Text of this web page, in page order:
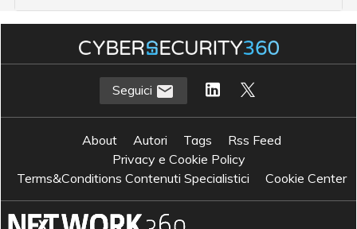
Seguici
About Autori Tags
Rss Feed
Privacy e Cookie Policy
Terms&Conditions Contenuti Specialistici
Cookie Center